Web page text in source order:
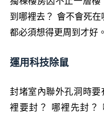
到哪裡去 ？ 會不會死在
都必須想得更周到才好。
運用科技除鼠
封堵室內聯外孔洞時
裡要封？ 哪裡先封？